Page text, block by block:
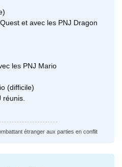
et avec les PNJ Dragon
les PNJ Mario
(difficile)
étranger aux parties en conflit